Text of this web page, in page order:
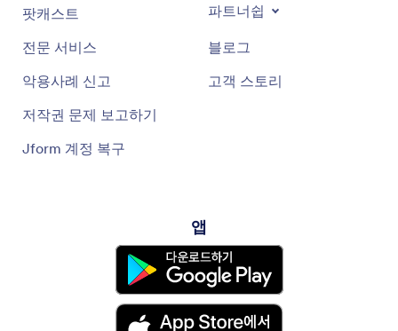
팟캐스트
전문 서비스
악용사례 신고
저작권 문제 보고하기
Jform 계정 복구
파트너쉽
블로그
고객 스토리
앱